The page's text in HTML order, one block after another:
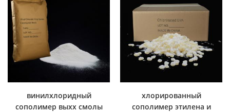
для воздушно-сухих
покрытий, таких как уход,
морские и металлические
покрытия, лак для
алюминиевой фольги,
герметичная банка краска,
клей для обуви, краска для
пола, цементная краска,
шелкография и перевод
чернил.
сополимер. его
высокомолекулярная смола
(молекулярная масса 27000).
винилхлоридный
сополимер выхх смолы
хлорированный
сополимер этилена и